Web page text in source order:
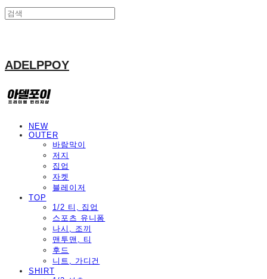
ADELPPOY
NEW
OUTER
바람막이
저지
집업
자켓
블레이저
TOP
1/2 티, 집업
스포츠 유니폼
나시, 조끼
맨투맨, 티
후드
니트, 가디건
SHIRT